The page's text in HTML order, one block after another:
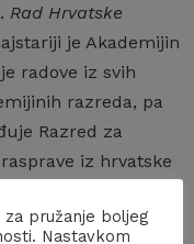
Rad Hrvatske
je Akademijin
radove iz svih
razreda, pa
Razred za
iz hrvatske
pružanje boljeg
Nastavkom